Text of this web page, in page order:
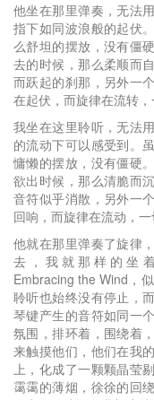
他坐在那里弹奏，无法
指下如同波浪般的起伏
么舒坦的摆放，没有僵
去的时候，那么柔顺而
而跃起的刹那，另外一
在起伏，而旋律在流转，
我坐在这里聆听，无法
的流动下可以感受到。
慵懒的摆放，没有僵硬
欲出时候，那么清脆而
音符似乎消散，另外一
回响，而旋律在流动，
他就在那里弹奏了旋律
去，我就那样的坐着
Embracing the Wind，
聆听也始终没有停止，
琴键产生的音符如同一
氛围，排环着，围绕着
来触摸他们，他们在我
上，化成了一颗颗晶莹
霭霭的薄烟，徐徐的回